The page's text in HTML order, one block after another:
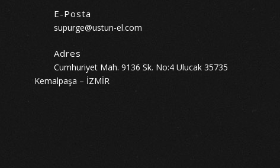
E-Posta
supurge@ustun-el.com
Adres
Cumhuriyet Mah. 9136 Sk. No:4 Ulucak 35735
Kemalpaşa – İZMİR